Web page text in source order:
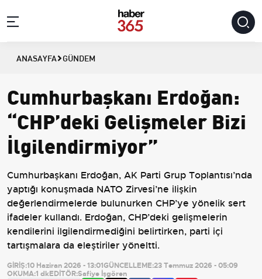
ANASAYFA GÜNDEM
Cumhurbaşkanı Erdoğan:
“CHP’deki Gelişmeler Bizi
İlgilendirmiyor”
Cumhurbaşkanı Erdoğan, AK Parti Grup Toplantısı’nda
yaptığı konuşmada NATO Zirvesi’ne ilişkin
değerlendirmelerde bulunurken CHP’ye yönelik sert
ifadeler kullandı. Erdoğan, CHP’deki gelişmelerin
kendilerini ilgilendirmediğini belirtirken, parti içi
tartışmalara da eleştiriler yöneltti.
GİRİŞ:10 Haziran 2026 - 13:01GÜNCELLEME:23 Temmuz 2026 - 05:09
OKUMA:1 dkEDİTÖR:Safiye İşgören